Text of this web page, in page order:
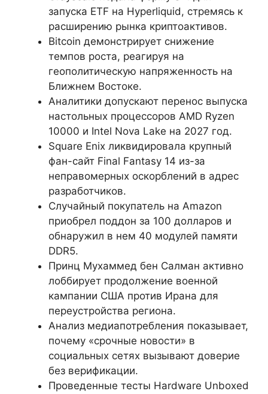
запуска ETF на Hyperliquid, стремясь к
расширению рынка криптоактивов.
Bitcoin демонстрирует снижение
темпов роста, реагируя на
геополитическую напряженность на
Ближнем Востоке.
Аналитики допускают перенос выпуска
настольных процессоров AMD Ryzen
10000 и Intel Nova Lake на 2027 год.
Square Enix ликвидировала крупный
фан-сайт Final Fantasy 14 из-за
неправомерных оскорблений в адрес
разработчиков.
Случайный покупатель на Amazon
приобрел поддон за 100 долларов и
обнаружил в нем 40 модулей памяти
DDR5.
Принц Мухаммед бен Салман активно
лоббирует продолжение военной
кампании США против Ирана для
переустройства региона.
Анализ медиапотребления показывает,
почему «срочные новости» в
социальных сетях вызывают доверие
без верификации.
Проведенные тесты Hardware Unboxed